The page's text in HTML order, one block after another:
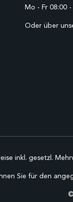
Mo - Fr 08:00
Oder über
inkl. gesetzl.
Sie für den
©